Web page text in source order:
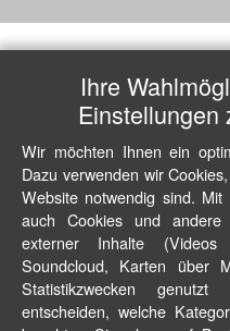
Ihre
Einstellungen
Wir möchten Ihnen ein
Dazu verwenden wir
Website notwendig sind.
auch Cookies und
externer Inhalte
Soundcloud, Karten über
Statistikzwecken
entscheiden, welche